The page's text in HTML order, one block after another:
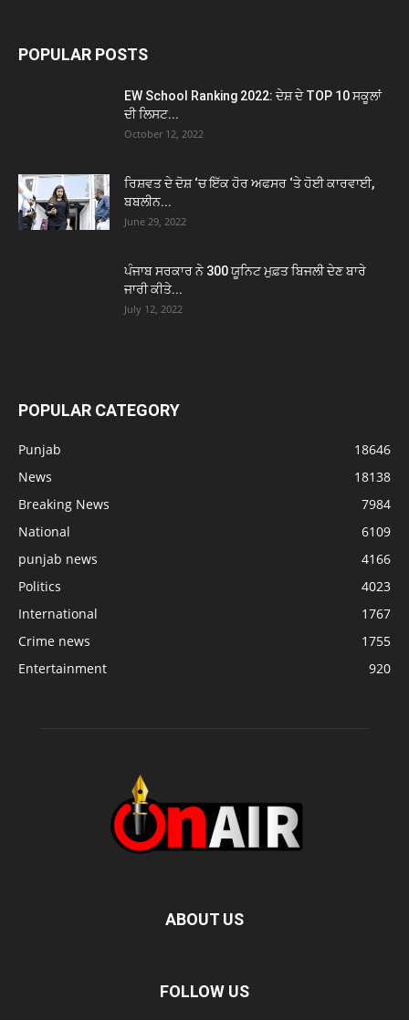
POPULAR POSTS
EW School Ranking 2022: ਦੇਸ਼ ਦੇ TOP 10 ਸਕੂਲਾਂ
ਦੀ ਲਿਸਟ...
October 12, 2022
ਰਿਸ਼ਵਤ ਦੇ ਦੋਸ਼ ‘ਚ ਇੱਕ ਹੋਰ ਅਫਸਰ ‘ਤੇ ਹੋਈ ਕਾਰਵਾਈ,
ਬਬਲੀਨ...
June 29, 2022
ਪੰਜਾਬ ਸਰਕਾਰ ਨੇ 300 ਯੂਨਿਟ ਮੁਫ਼ਤ ਬਿਜਲੀ ਦੇਣ ਬਾਰੇ
ਜਾਰੀ ਕੀਤੇ...
July 12, 2022
POPULAR CATEGORY
Punjab
18646
News
18138
Breaking News
7984
National
6109
punjab news
4166
Politics
4023
International
1767
Crime news
1755
Entertainment
920
ABOUT US
FOLLOW US